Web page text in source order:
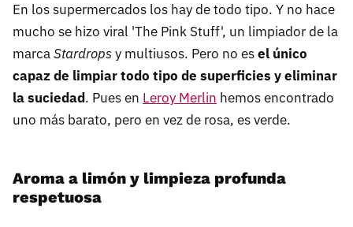
En los supermercados los hay de todo tipo. Y no hace
mucho se hizo viral 'The Pink Stuff', un limpiador de la
marcaStardropsy multiusos. Pero no esel único
capaz de limpiar todo tipo de superficies y eliminar
la suciedad. Pues en Leroy Merlin hemos encontrado
uno más barato, pero en vez de rosa, es verde.
Aroma a limón y limpieza profunda
respetuosa